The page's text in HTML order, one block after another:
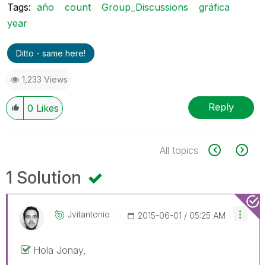
Tags: año count Group_Discussions
gráfica
year
Ditto - same here!
1,233 Views
0 Likes Reply
All topics
1 Solution
Jvitantonio ‎2015-06-01 05:25 AM
Hola Jonay,